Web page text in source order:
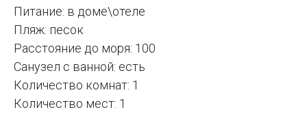
Питание: в доме\отеле
Пляж: песок
Расстояние до моря: 100
Санузел с ванной: есть
Количество комнат: 1
Количество мест: 1